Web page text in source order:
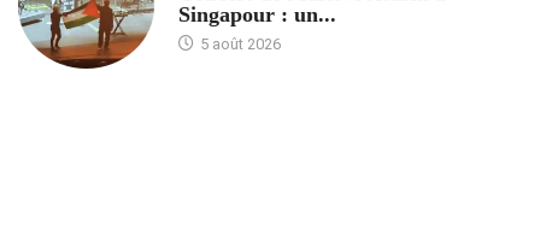
Singapour : un...
5 août 2026